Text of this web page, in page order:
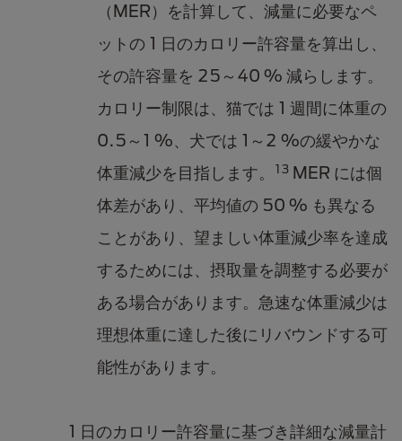
（MER）を計算して、減量に必要なペ
ットの 1 日のカロリー許容量を算出し、
その許容量を 25～40 % 減らします。
カロリー制限は、猫では 1 週間に体重の
0.5～1 %、犬では 1～2 %の緩やかな
体重減少を目指します。
13 MER には個
体差があり、平均値の 50 % も異なる
ことがあり、望ましい体重減少率を達成
するためには、摂取量を調整する必要が
ある場合があります。急速な体重減少は
理想体重に達した後にリバウンドする可
能性があります。
1 日のカロリー許容量に基づき詳細な減量計